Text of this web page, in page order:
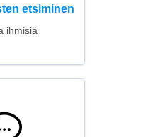
etsiminen
ihmisiä